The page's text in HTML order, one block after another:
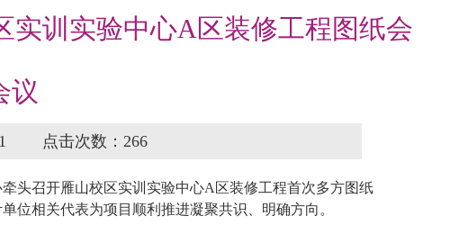
实训实验中心A区装修工程图纸会
议
21 点击次数： 266
头召开雁山校区实训实验中心A区装修工程首次多方图纸
位相关代表为项目顺利推进凝聚共识、明确方向。